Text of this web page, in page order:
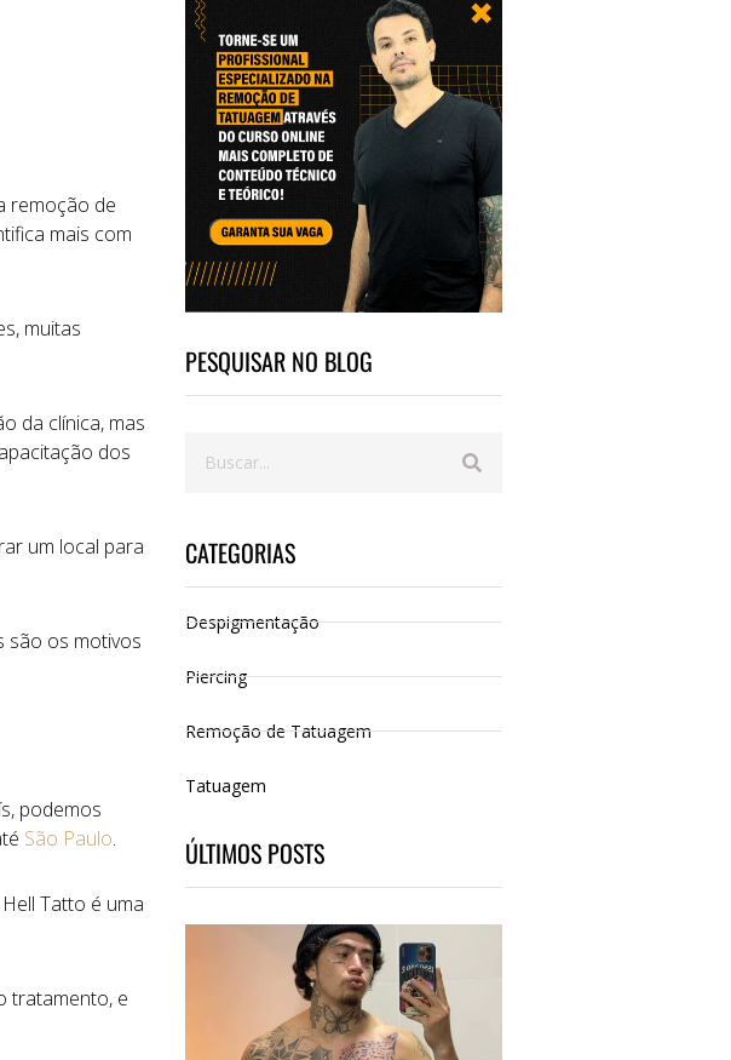
remoção de
mais com
muitas
da clínica, mas
dos
um local para
são os motivos
podemos
São Paulo.
Tatto é uma
tratamento, e
PESQUISAR NO BLOG
CATEGORIAS
Despigmentação
Piercing
Remoção de Tatuagem
Tatuagem
ÚLTIMOS POSTS